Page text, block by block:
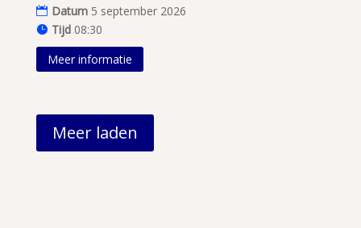
Datum 5 september 2026
Tijd 08:30
Meer informatie
Meer laden